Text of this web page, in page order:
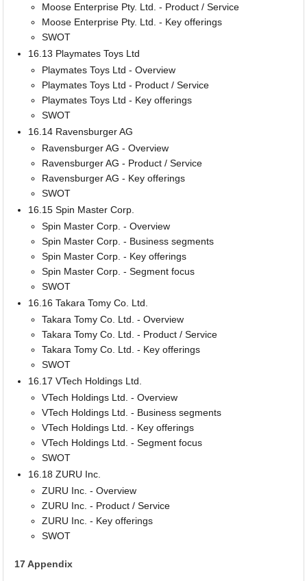
Moose Enterprise Pty. Ltd. - Product / Service
Moose Enterprise Pty. Ltd. - Key offerings
SWOT
16.13 Playmates Toys Ltd
Playmates Toys Ltd - Overview
Playmates Toys Ltd - Product / Service
Playmates Toys Ltd - Key offerings
SWOT
16.14 Ravensburger AG
Ravensburger AG - Overview
Ravensburger AG - Product / Service
Ravensburger AG - Key offerings
SWOT
16.15 Spin Master Corp.
Spin Master Corp. - Overview
Spin Master Corp. - Business segments
Spin Master Corp. - Key offerings
Spin Master Corp. - Segment focus
SWOT
16.16 Takara Tomy Co. Ltd.
Takara Tomy Co. Ltd. - Overview
Takara Tomy Co. Ltd. - Product / Service
Takara Tomy Co. Ltd. - Key offerings
SWOT
16.17 VTech Holdings Ltd.
VTech Holdings Ltd. - Overview
VTech Holdings Ltd. - Business segments
VTech Holdings Ltd. - Key offerings
VTech Holdings Ltd. - Segment focus
SWOT
16.18 ZURU Inc.
ZURU Inc. - Overview
ZURU Inc. - Product / Service
ZURU Inc. - Key offerings
SWOT
17 Appendix